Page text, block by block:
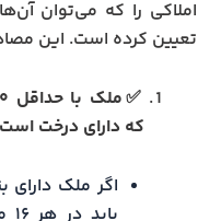
املاکی را که می‌توان
تعیین کرده است. این
که دارای درخت
اگر ملک دارای